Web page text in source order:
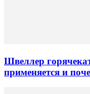
Швеллер
применяется и